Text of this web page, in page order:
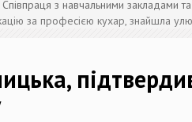
Співпраця з навчальними закладами
за професією кухар, знайшла